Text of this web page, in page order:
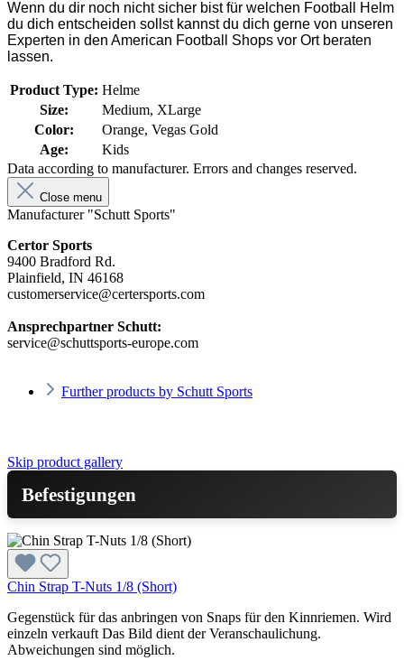
Wenn du dir noch nicht sicher bist für welchen Football Helm
du dich entscheiden sollst kannst du dich gerne von unseren
Experten in den American Football Shops vor Ort beraten
lassen.
Product Type: Helme
Size:
Medium, XLarge
Color:
Orange, Vegas Gold
Age:
Kids
Data according to manufacturer. Errors and changes reserved.
Close menu
Manufacturer "Schutt Sports"
Certor Sports
9400 Bradford Rd.
Plainfield, IN 46168
customerservice@certersports.com
Ansprechpartner Schutt:
service@schuttsports-europe.com
Further products by Schutt Sports
Skip product gallery
Befestigungen
Chin Strap T-Nuts 1/8 (Short)
Gegenstück für das anbringen von Snaps für den Kinnriemen. Wird
einzeln verkauft Das Bild dient der Veranschaulichung.
Abweichungen sind möglich.